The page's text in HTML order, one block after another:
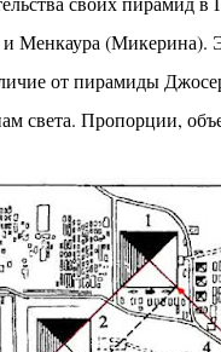
Менкаура
от пирамиды
света. Пропорции,